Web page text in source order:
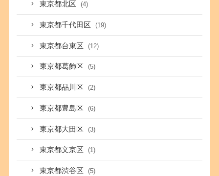
東京都北区 (4)
東京都千代田区 (19)
東京都台東区 (12)
東京都葛飾区 (5)
東京都品川区 (2)
東京都豊島区 (6)
東京都大田区 (3)
東京都文京区 (1)
東京都渋谷区 (5)